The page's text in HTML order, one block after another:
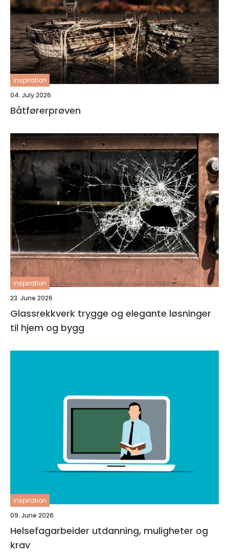
inspiration
04. July 2026
Båtførerprøven
inspiration
23. June 2026
Glassrekkverk trygge og elegante løsninger
til hjem og bygg
inspiration
09. June 2026
Helsefagarbeider utdanning, muligheter og
krav